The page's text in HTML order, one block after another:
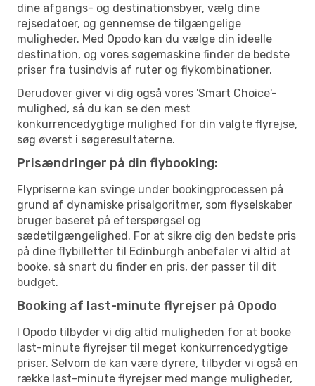
dine afgangs- og destinationsbyer, vælg dine
rejsedatoer, og gennemse de tilgængelige
muligheder. Med Opodo kan du vælge din ideelle
destination, og vores søgemaskine finder de bedste
priser fra tusindvis af ruter og flykombinationer.
Derudover giver vi dig også vores 'Smart Choice'-
mulighed, så du kan se den mest
konkurrencedygtige mulighed for din valgte flyrejse,
søg øverst i søgeresultaterne.
Prisændringer på din flybooking:
Flypriserne kan svinge under bookingprocessen på
grund af dynamiske prisalgoritmer, som flyselskaber
bruger baseret på efterspørgsel og
sædetilgængelighed. For at sikre dig den bedste pris
på dine flybilletter til Edinburgh anbefaler vi altid at
booke, så snart du finder en pris, der passer til dit
budget.
Booking af last-minute flyrejser på Opodo
I Opodo tilbyder vi dig altid muligheden for at booke
last-minute flyrejser til meget konkurrencedygtige
priser. Selvom de kan være dyrere, tilbyder vi også en
række last-minute flyrejser med mange muligheder,